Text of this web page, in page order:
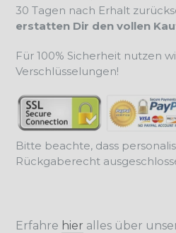
30 Tagen nach Erhalt
erstatten Dir den vollen
Für 100% Sicherheit nutzen
Verschlüsselungen!
Bitte beachte, dass
Rückgaberecht
Erfahre hier alles über